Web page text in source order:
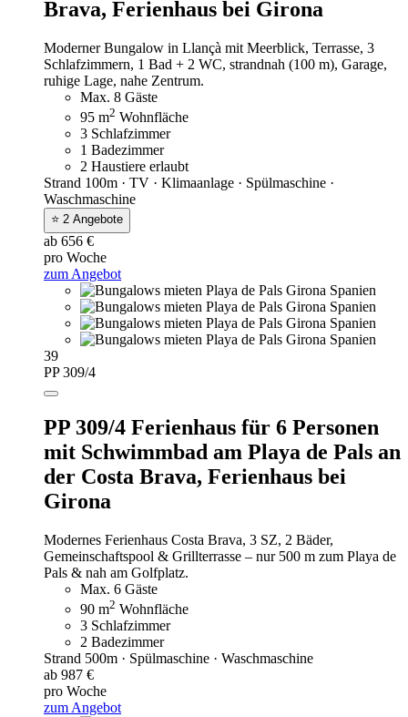
Brava, Ferienhaus bei Girona
Moderner Bungalow in Llançà mit Meerblick, Terrasse, 3
Schlafzimmern, 1 Bad + 2 WC, strandnah (100 m), Garage,
ruhige Lage, nahe Zentrum.
Max. 8 Gäste
95 m2 Wohnfläche
3 Schlafzimmer
1 Badezimmer
2 Haustiere erlaubt
Strand 100m · TV · Klimaanlage · Spülmaschine ·
Waschmaschine
⭐ 2 Angebote
ab 656 €
pro Woche
zum Angebot
39
PP 309/4
PP 309/4 Ferienhaus für 6 Personen
mit Schwimmbad am Playa de Pals an
der Costa Brava, Ferienhaus bei
Girona
Modernes Ferienhaus Costa Brava, 3 SZ, 2 Bäder,
Gemeinschaftspool & Grillterrasse – nur 500 m zum Playa de
Pals & nah am Golfplatz.
Max. 6 Gäste
90 m2 Wohnfläche
3 Schlafzimmer
2 Badezimmer
Strand 500m · Spülmaschine · Waschmaschine
ab 987 €
pro Woche
zum Angebot